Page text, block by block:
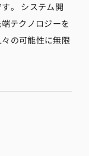
。 システム開
テクノロジーを
の可能性に無限